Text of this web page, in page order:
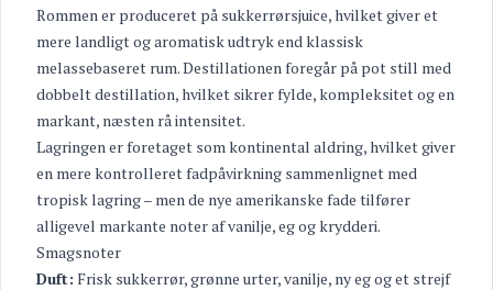
Rommen er produceret på sukkerrørsjuice, hvilket giver et
mere landligt og aromatisk udtryk end klassisk
melassebaseret rum. Destillationen foregår på pot still med
dobbelt destillation, hvilket sikrer fylde, kompleksitet og en
markant, næsten rå intensitet.
Lagringen er foretaget som kontinental aldring, hvilket giver
en mere kontrolleret fadpåvirkning sammenlignet med
tropisk lagring – men de nye amerikanske fade tilfører
alligevel markante noter af vanilje, eg og krydderi.
Smagsnoter
Duft: Frisk sukkerrør, grønne urter, vanilje, ny eg og et strejf